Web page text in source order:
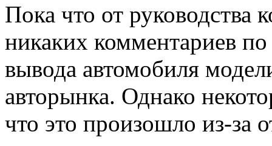
Пока что от руководства
никаких комментариев
вывода автомобиля
авторынка. Однако
что это произошло из-за